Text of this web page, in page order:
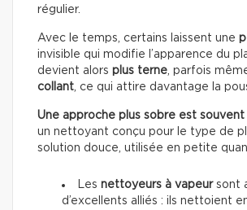
régulier.
Avec le temps, certains laissent une
invisible qui modifie l’apparence du
devient alors plus terne , parfois
collant , ce qui attire davantage la
Une approche plus sobre est
un nettoyant conçu pour le type de
solution douce, utilisée en petite
Les nettoyeurs à vapeursont
d’excellents alliés : ils nettoient